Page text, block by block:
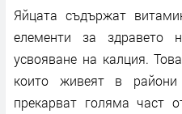
Яйцата съдържат
елементи за здравето
усвояване на калция.
които живеят в
прекарват голяма част